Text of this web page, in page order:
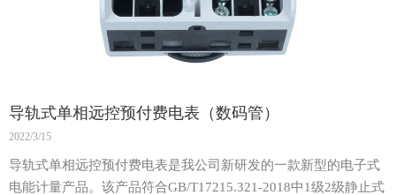
导轨式单相远控预付费电表（数码管）
2022/3/15
导轨式单相远控预付费电表是我公司新研发的一款新型的电子式
电能计量产品。该产品符合GB/T17215.321-2018中1级2级静止式